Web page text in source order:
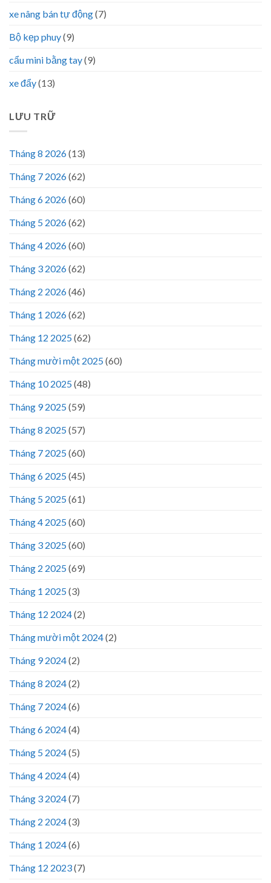
xe nâng bán tự động(7)
Bộ kẹp phuy(9)
cẩu mini bằng tay(9)
xe đẩy(13)
LƯU TRỮ
Tháng 8 2026(13)
Tháng 7 2026(62)
Tháng 6 2026(60)
Tháng 5 2026(62)
Tháng 4 2026(60)
Tháng 3 2026(62)
Tháng 2 2026(46)
Tháng 1 2026(62)
Tháng 12 2025(62)
Tháng mười một 2025(60)
Tháng 10 2025(48)
Tháng 9 2025(59)
Tháng 8 2025(57)
Tháng 7 2025(60)
Tháng 6 2025(45)
Tháng 5 2025(61)
Tháng 4 2025(60)
Tháng 3 2025(60)
Tháng 2 2025(69)
Tháng 1 2025(3)
Tháng 12 2024(2)
Tháng mười một 2024(2)
Tháng 9 2024(2)
Tháng 8 2024(2)
Tháng 7 2024(6)
Tháng 6 2024(4)
Tháng 5 2024(5)
Tháng 4 2024(4)
Tháng 3 2024(7)
Tháng 2 2024(3)
Tháng 1 2024(6)
Tháng 12 2023(7)